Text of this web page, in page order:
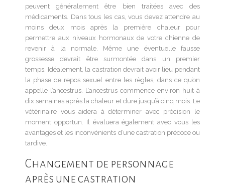
peuvent généralement être bien traitées avec des
médicaments. Dans tous les cas, vous devez attendre au
moins deux mois après la première chaleur pour
permettre aux niveaux hormonaux de votre chienne de
revenir à la normale. Même une éventuelle fausse
grossesse devrait être surmontée dans un premier
temps. Idéalement, la castration devrait avoir lieu pendant
la phase de repos sexuel entre les règles, dans ce qu’on
appelle l’anœstrus. L’anœstrus commence environ huit à
dix semaines après la chaleur et dure jusqu’à cinq mois. Le
vétérinaire vous aidera à déterminer avec précision le
moment opportun. Il évaluera également avec vous les
avantages et les inconvénients d’une castration précoce ou
tardive.
Changement de personnage
après une castration